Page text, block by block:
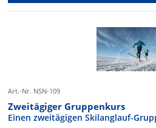
Art.-Nr. NSN-109
Zweitägiger Gruppenkurs
Einen zweitägigen Skilanglauf-